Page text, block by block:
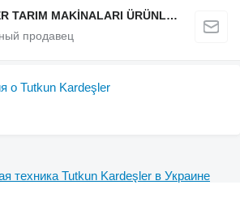
TUTKUN KARDEŞLER TARIM MAKİNALARI ÜRÜNLERİ OTOMOTİV SAN. Ve TİC. LTD.ŞTİ.
о Tutkun Kardeşler
техника Tutkun Kardeşler в Украине